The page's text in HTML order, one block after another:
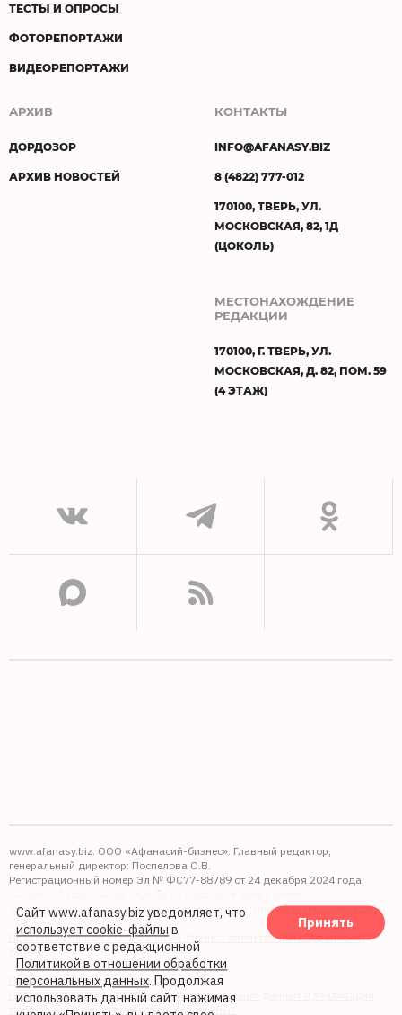
ТЕСТЫ И ОПРОСЫ
ФОТОРЕПОРТАЖИ
ВИДЕОРЕПОРТАЖИ
АРХИВ
ДОРДОЗОР
АРХИВ НОВОСТЕЙ
КОНТАКТЫ
INFO@AFANASY.BIZ
8 (4822) 777-012
170100, ТВЕРЬ, УЛ.
МОСКОВСКАЯ, 82, 1Д
(ЦОКОЛЬ)
МЕСТОНАХОЖДЕНИЕ
РЕДАКЦИИ
170100, Г. ТВЕРЬ, УЛ.
МОСКОВСКАЯ, Д. 82, ПОМ. 59
(4 ЭТАЖ)
www.afanasy.biz. ООО «Афанасий-бизнес». Главный редактор,
генеральный директор: Поспелова О.В.
Регистрационный номер Эл № ФС77-88789 от 24 декабря 2024 года
Выдано: Федеральная служба по надзору в сфере связи,
информационных технологий и массовых коммуникаций (Роскомнадзор).
Правопреемником АО "Афанасий-бизнес" является ООО "Афанасий-
бизнес"
Политика обработки файлов cookie
Политика в отношении обработки персональных данных и реализации
требований к защите персональных данных
Сайт www.afanasy.biz уведомляет, что
использует cookie-файлы в
соответствие с редакционной
Политикой в отношении обработки
персональных данных. Продолжая
использовать данный сайт, нажимая
Принять